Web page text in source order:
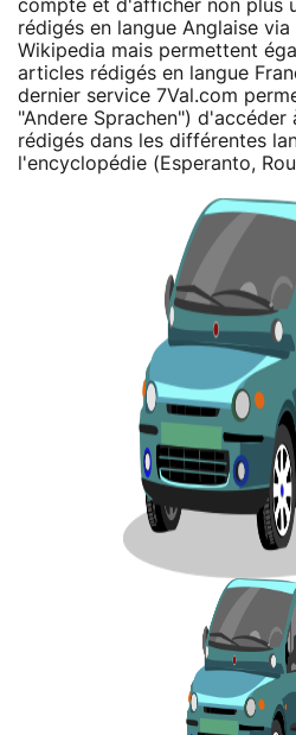
compte et d'afficher non plus
rédigés en langue Anglaise
Wikipedia mais permettent
articles rédigés en langue
dernier service 7Val.com
"Andere Sprachen")
rédigés dans les différentes
l'encyclopédie (Esperanto,